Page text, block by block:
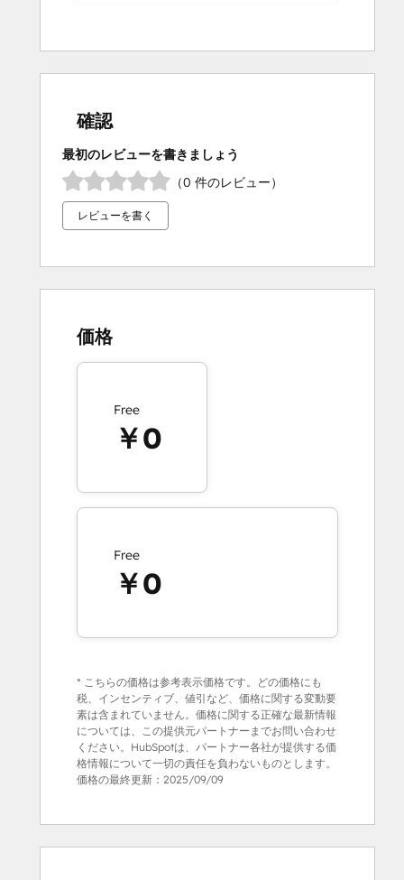
確認
最初のレビューを書きましょう
（0 件のレビュー）
レビューを書く
価格
Free
￥0
Free
￥0
* こちらの価格は参考表示価格です。どの価格にも
税、インセンティブ、値引など、価格に関する変動要
素は含まれていません。価格に関する正確な最新情報
については、この提供元パートナーまでお問い合わせ
ください。HubSpotは、パートナー各社が提供する価
格情報について一切の責任を負わないものとします。
価格の最終更新： 2025/09/09